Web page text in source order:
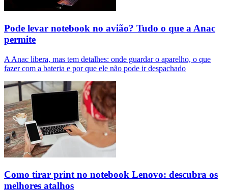
Pode levar notebook no avião? Tudo o que a Anac
permite
A Anac libera, mas tem detalhes: onde guardar o aparelho, o que
fazer com a bateria e por que ele não pode ir despachado
Como tirar print no notebook Lenovo: descubra os
melhores atalhos